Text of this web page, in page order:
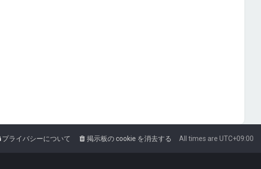
All times are UTC+09:00
掲示板の cookie を消去する
プライバシーについて